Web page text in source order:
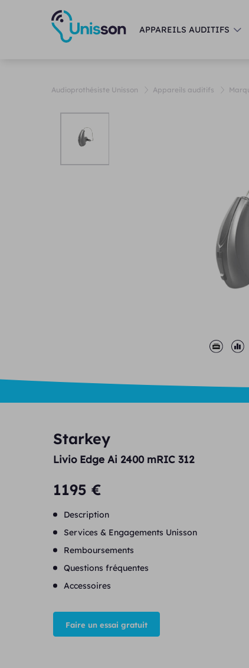
APPAREILS AUDITIFS
Audioprothésiste Unisson Appareils auditifs
Starkey
Livio Edge Ai 2400 mRIC 312
1195 €
Description
Services & Engagements Unisson
Remboursements
Questions fréquentes
Accessoires
Faire un essai gratuit